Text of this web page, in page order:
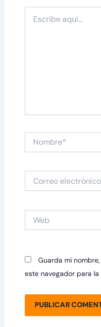
aquí...
Nombre*
electrónico*
Guarda mi
este navegador para